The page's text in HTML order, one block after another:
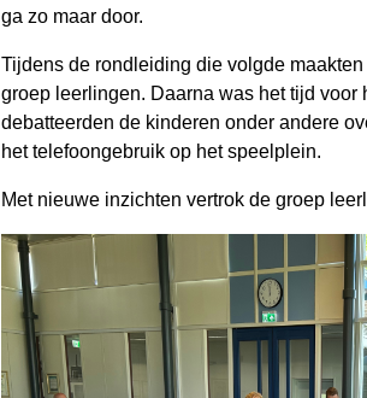
ga zo maar door.
Tijdens de rondleiding die volgde
groep leerlingen. Daarna was het tijd voor
debatteerden de kinderen onder andere
het telefoongebruik op het speelplein.
Met nieuwe inzichten vertrok de groep